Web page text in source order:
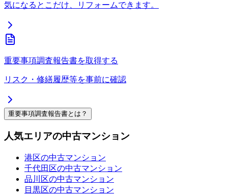
気になるとこだけ、リフォームできます。
重要事項調査報告書を取得する
リスク・修繕履歴等を事前に確認
重要事項調査報告書とは？
人気エリアの中古マンション
港区の中古マンション
千代田区の中古マンション
品川区の中古マンション
目黒区の中古マンション